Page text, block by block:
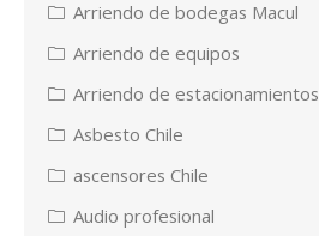
Arriendo de bodegas Macul
Arriendo de equipos
Arriendo de estacionamientos
Asbesto Chile
ascensores Chile
Audio profesional